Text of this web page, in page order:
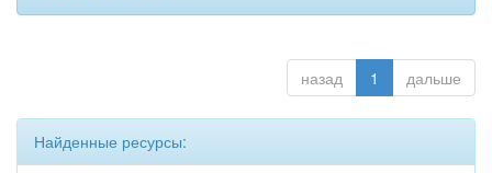
назад 1 дальше
Найденные ресурсы: